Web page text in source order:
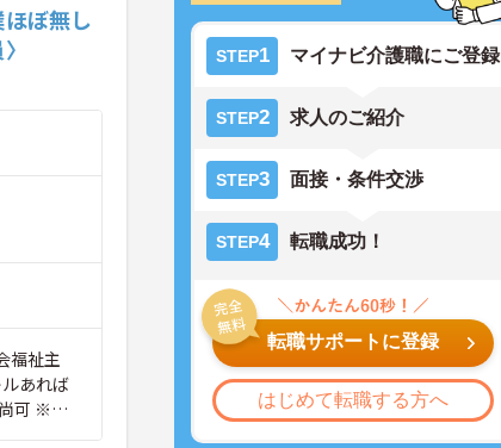
STEP1 マイナビ介護職にご登録
STEP2 求人のご紹介
STEP3 面接・条件交渉
STEP4 転職成功！
転職サポートに登録
はじめて転職する方へ
ぼ無し
福祉主
あれば
※学